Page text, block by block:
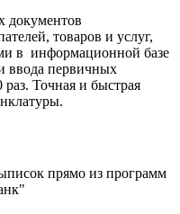
документов
товаров и услуг,
в информационной базе
ввода первичных
Точная и быстрая
прямо из программ